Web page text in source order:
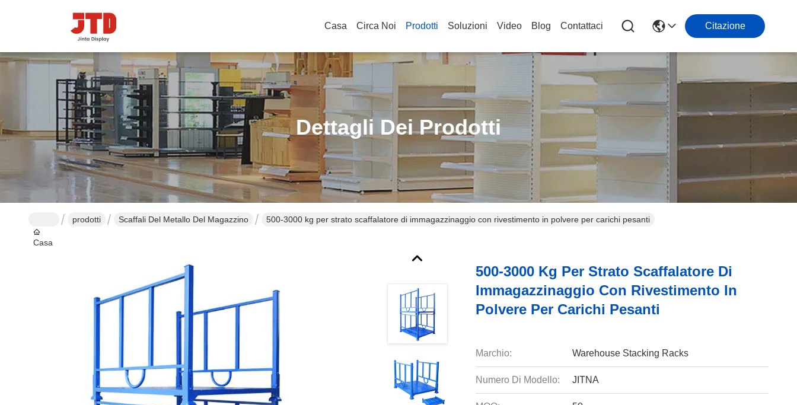
Casa Circa Noi Prodotti Soluzioni Video Blog Contattaci Citazione
Dettagli Dei Prodotti
Casa
prodotti Scaffali Del Metallo Del Magazzino 500-3000 kg per strato scaffalatore di immagazzinaggio con rivestimento in polvere per carichi pesanti
500-3000 Kg Per Strato Scaffalatore Di
Immagazzinaggio Con Rivestimento In
Polvere Per Carichi Pesanti
Marchio: Warehouse Stacking Racks
Numero Di Modello: JITNA